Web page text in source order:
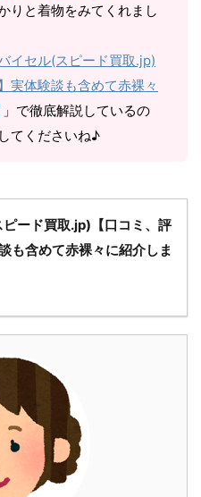
りと着物をみてくれまし
イセル(スピード買取.jp)
実体験談も含めて赤裸々
」で徹底解説しているの
てくださいね♪
ード買取.jp)【口コミ、評
も含めて赤裸々に紹介しま